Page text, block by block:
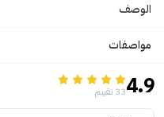
الوصف
مواصفات
4.933 تقييم